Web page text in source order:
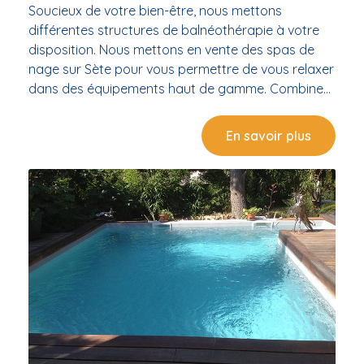
Soucieux de votre bien-être, nous mettons
différentes structures de balnéothérapie à votre
disposition. Nous mettons en vente des spas de
nage sur Sète pour vous permettre de vous relaxer
dans des équipements haut de gamme. Combinez
dispositifs. Nous vous orientons dans le choix du
modèle qui vous convient. Vente de modèles variés
de spa de nage sur Sète En tant que spécialistes
en piscine et spa, nous disposons de plusieurs
variantes à vous proposer. Profitez d’un bassin
multifonction en optant pour notre vente de spa
de nage sur Sète. Profitez des bienfaits de
l’hydrothérapie et faites confiance à notre équipe
pour trouver le modèle adapté à vos besoins. Le
spa de nage adapté à diverses utilisations Avec
des dimensions apparentées à celle de la piscine,
votre bassin assure également toutes les
En savoir plus